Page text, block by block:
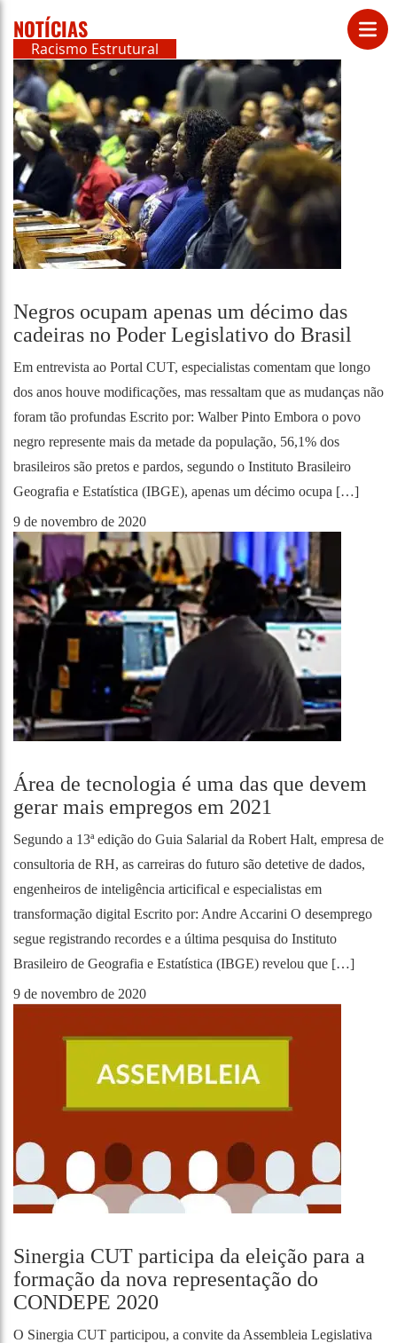
NOTÍCIAS
Racismo Estrutural
Negros ocupam apenas um décimo das
cadeiras no Poder Legislativo do Brasil
Em entrevista ao Portal CUT, especialistas comentam que longo
dos anos houve modificações, mas ressaltam que as mudanças não
foram tão profundas Escrito por: Walber Pinto Embora o povo
negro represente mais da metade da população, 56,1% dos
brasileiros são pretos e pardos, segundo o Instituto Brasileiro
Geografia e Estatística (IBGE), apenas um décimo ocupa […]
9 de novembro de 2020
Área de tecnologia é uma das que devem
gerar mais empregos em 2021
Segundo a 13ª edição do Guia Salarial da Robert Halt, empresa de
consultoria de RH, as carreiras do futuro são detetive de dados,
engenheiros de inteligência articifical e especialistas em
transformação digital Escrito por: Andre Accarini O desemprego
segue registrando recordes e a última pesquisa do Instituto
Brasileiro de Geografia e Estatística (IBGE) revelou que […]
9 de novembro de 2020
Sinergia CUT participa da eleição para a
formação da nova representação do
CONDEPE 2020
O Sinergia CUT participou, a convite da Assembleia Legislativa